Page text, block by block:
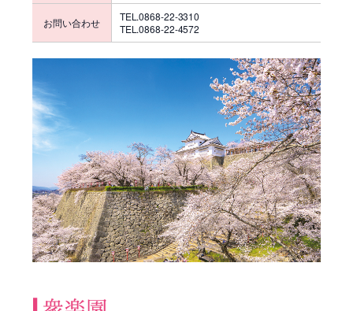
お問い合わせ
TEL.0868-22-3310
TEL.0868-22-4572